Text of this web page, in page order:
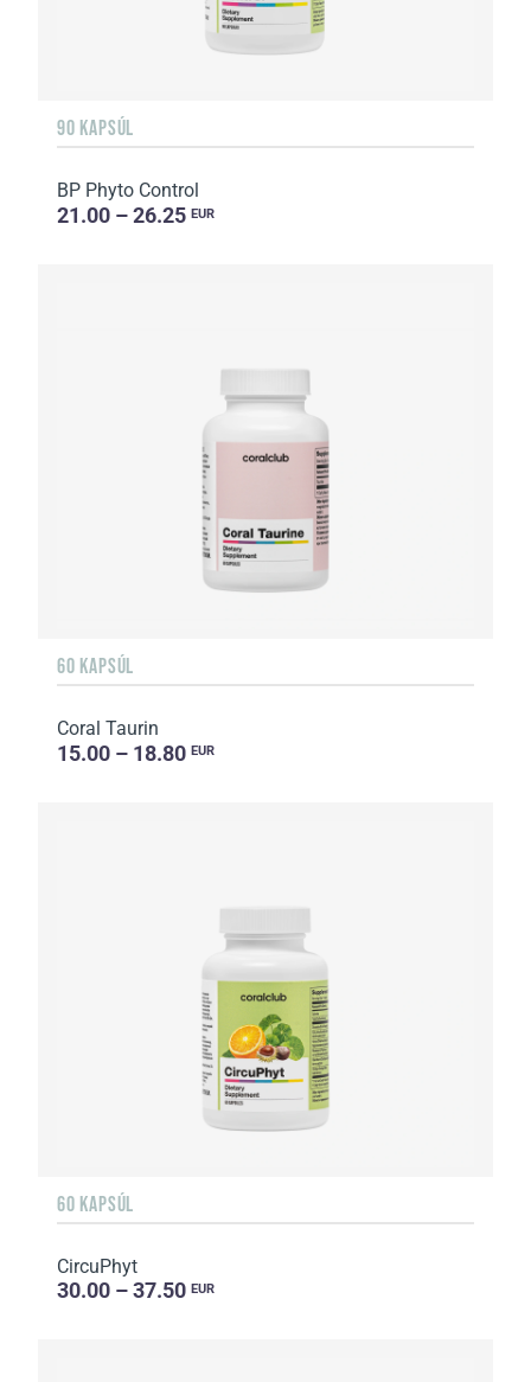
90 KAPSÚL
BP Phyto Control
21.00 – 26.25 EUR
60 KAPSÚL
Coral Taurin
15.00 – 18.80 EUR
60 KAPSÚL
CircuPhyt
30.00 – 37.50 EUR